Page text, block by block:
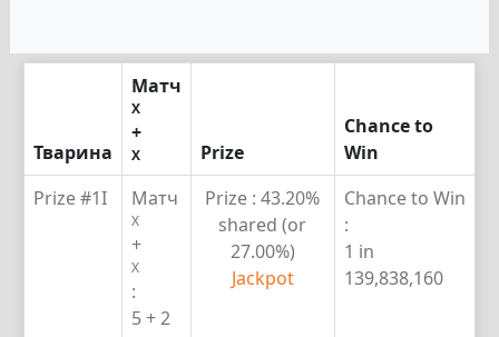
Тварина
Матч
X
+
X Prize
Chance to
Win
Prize #1I Матч
X
+
X
:
5 + 2
Prize : 43.20%
shared (or
27.00%)
Jackpot
Chance to Win
:
1 in
139,838,160